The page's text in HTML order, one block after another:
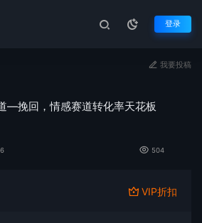
登录
我要投稿
—挽回，情感赛道转化率天花板
504
VIP折扣